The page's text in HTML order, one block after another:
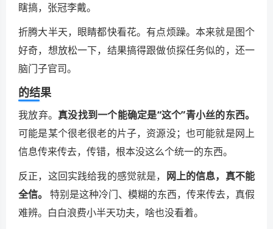
瞎搞，张冠李戴。
折腾大半天，眼睛都快看花。有点烦躁。本来就是图个
好奇，想放松一下，结果搞得跟做侦探任务似的，还一
脑门子官司。
的结果
我放弃。 真没找到一个能确定是“这个”青小丝的东西。
可能是某个很老很老的片子，资源没；也可能就是网上
信息传来传去，传错，根本没这么个统一的东西。
反正，这回实践给我的感觉就是， 网上的信息，真不能
全信。 特别是这种冷门、模糊的东西，传来传去，真假
难辨。白白浪费小半天功夫，啥也没看着。